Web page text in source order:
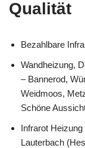
Qualität
Bezahlbare
Wandheizung,
– Bannerod,
Weidmoos,
Schöne
Infrarot
Lauterbach